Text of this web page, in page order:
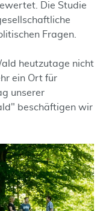
Die Studie
Fragen.
heutzutage nicht
ein Ort für
unserer
beschäftigen wir